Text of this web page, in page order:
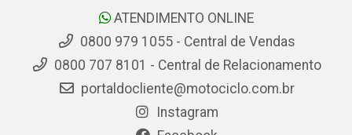
ATENDIMENTO ONLINE
0800 979 1055 - Central de Vendas
0800 707 8101 - Central de Relacionamento
portaldocliente@motociclo.com.br
Instagram